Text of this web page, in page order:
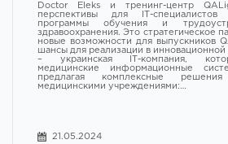
Doctor Eleks и тренинг-центр
перспективы для ІТ-
программы обучения и
здравоохранения. Это стратегическое
новые возможности для выпускников
шансы для реализации в
– украинская ІТ-компания,
медицинские информационные
предлагая комплексные
медицинскими учреждениями:…
21.05.2024